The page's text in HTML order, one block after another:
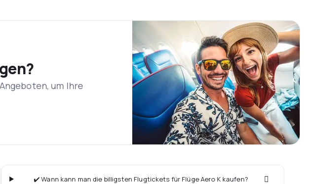
um Ihre
✔️ Wann kann man die billigsten Flugtickets für Flüge Aero K kaufen?